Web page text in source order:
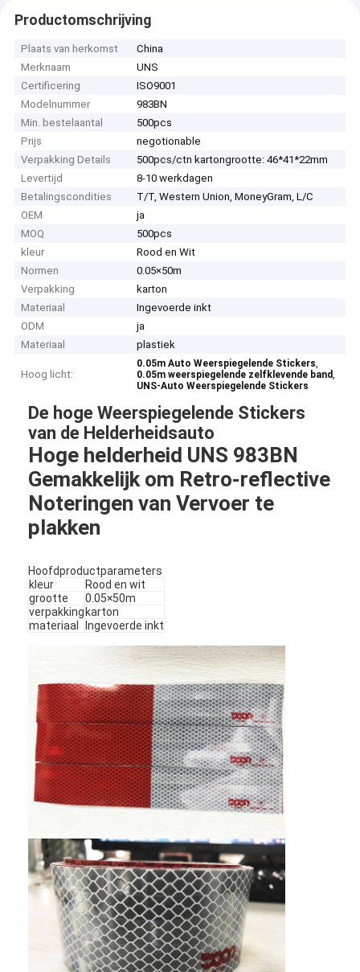
Productomschrijving
Plaats van herkomst
China
Merknaam
UNS
Certificering
ISO9001
Modelnummer
983BN
Min. bestelaantal
500pcs
Prijs
negotionable
Verpakking Details
500pcs/ctn kartongrootte: 46*41*22mm
Levertijd
8-10 werkdagen
Betalingscondities
T/T, Western Union, MoneyGram, L/C
OEM
ja
MOQ
500pcs
kleur
Rood en Wit
Normen
0.05×50m
Verpakking
karton
Materiaal
Ingevoerde inkt
ODM
ja
Materiaal
plastiek
Hoog licht:
0.05m Auto Weerspiegelende Stickers,
0.05m weerspiegelende zelfklevende band,
UNS-Auto Weerspiegelende Stickers
De hoge Weerspiegelende Stickers
van de Helderheidsauto
Hoge helderheid UNS 983BN
Gemakkelijk om Retro-reflective
Noteringen van Vervoer te
plakken
Hoofdproductparameters
kleur
Rood en wit
grootte
0.05×50m
verpakking karton
materiaal
Ingevoerde inkt